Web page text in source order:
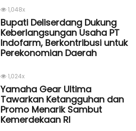
1,048x
Bupati Deliserdang Dukung
Keberlangsungan Usaha PT
Indofarm, Berkontribusi untuk
Perekonomian Daerah
1,024x
Yamaha Gear Ultima
Tawarkan Ketangguhan dan
Promo Menarik Sambut
Kemerdekaan Rl